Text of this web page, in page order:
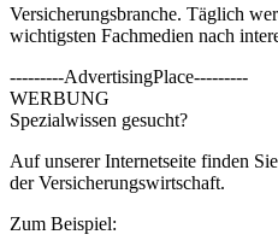
Versicherungsbranche. Täglich
wichtigsten Fachmedien nach
---------AdvertisingPlace---------
WERBUNG
Spezialwissen gesucht?
Auf unserer Internetseite finden
der Versicherungswirtschaft.
Zum Beispiel: